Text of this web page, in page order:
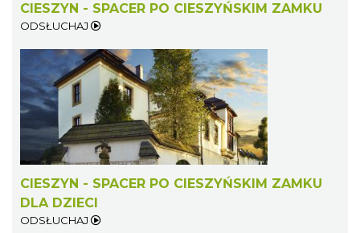
CIESZYN - SPACER PO CIESZYŃSKIM ZAMKU
ODSŁUCHAJ
CIESZYN - SPACER PO CIESZYŃSKIM ZAMKU
DLA DZIECI
ODSŁUCHAJ